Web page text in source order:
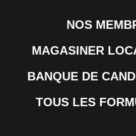
NOS
MAGASINER
BANQUE DE
TOUS LES